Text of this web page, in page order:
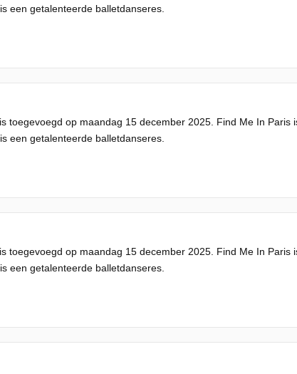
een getalenteerde balletdanseres.
toegevoegd op maandag 15 december 2025. Find Me In Paris
een getalenteerde balletdanseres.
toegevoegd op maandag 15 december 2025. Find Me In Paris
een getalenteerde balletdanseres.